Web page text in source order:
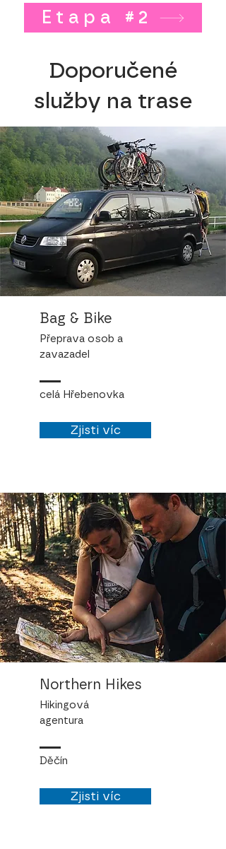
Etapa #2
Doporučené
služby na trase
Bag & Bike
Přeprava osob a
zavazadel
celá Hřebenovka
Zjisti víc
Northern Hikes
Hikingová
agentura
Děčín
Zjisti víc